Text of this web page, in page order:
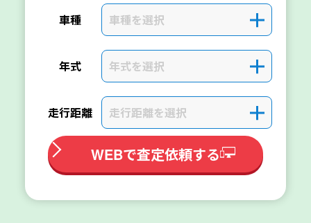
車種 車種を選択 ＋
年式 年式を選択 ＋
走行距離 走行距離を選択 ＋
WEBで査定依頼する